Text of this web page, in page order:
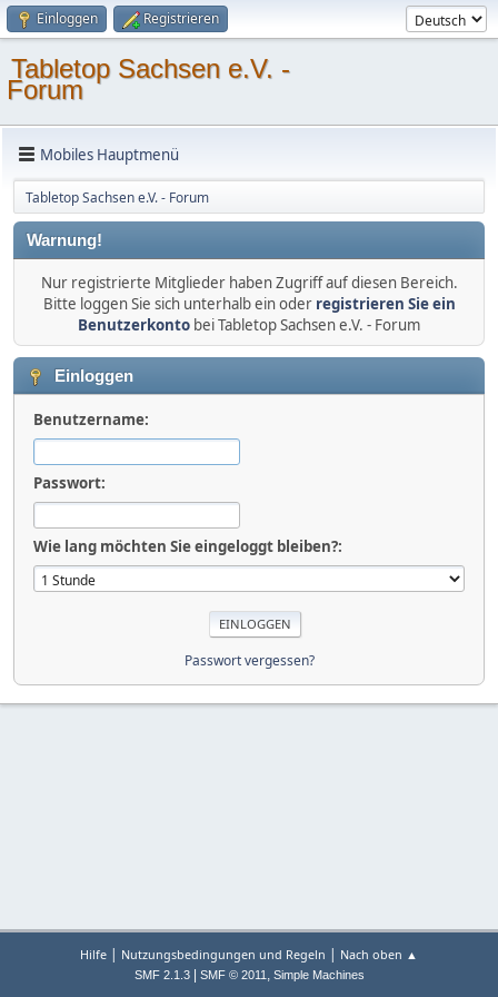
Einloggen Registrieren
Tabletop Sachsen e.V. -
Forum
Mobiles Hauptmenü
Tabletop Sachsen e.V. - Forum
Warnung!
Nur registrierte Mitglieder haben Zugriff auf diesen Bereich.
Bitte loggen Sie sich unterhalb ein oder registrieren Sie ein
Benutzerkonto bei Tabletop Sachsen e.V. - Forum
Einloggen
Benutzername:
Passwort:
Wie lang möchten Sie eingeloggt bleiben?:
Passwort vergessen?
Hilfe | Nutzungsbedingungen und Regeln | Nach oben ▲
SMF 2.1.3| SMF © 2011, Simple Machines